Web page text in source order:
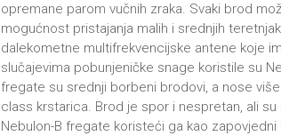
opremane parom vučnih zraka. Svaki brod
mogućnost pristajanja malih i srednjih
dalekometne multifrekvencijske antene koje
slučajevima pobunjeničke snage koristile su
fregate su srednji borbeni brodovi, a nose
class krstarica. Brod je spor i nespretan, ali
Nebulon-B fregate koristeći ga kao